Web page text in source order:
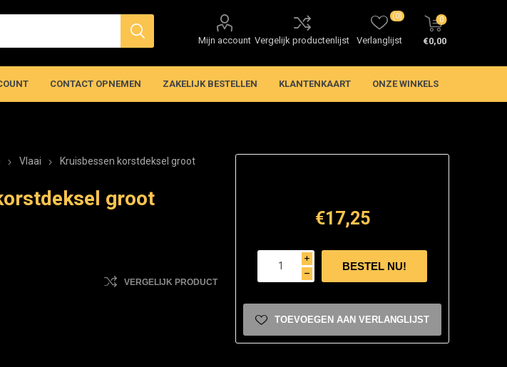
Mijn account Vergelijk productenlijst Verlanglijst
(0) 0
€0,00
CONTACT OPNEMEN ZAKELIJK BESTELLEN KLANTENKAART ONZE WINKELS
Vlaai Kruisbessen korstdeksel groot
groot
VERGELIJK PRODUCT
€17,25
i
h
TOEVOEGEN AAN VERLANGLIJST